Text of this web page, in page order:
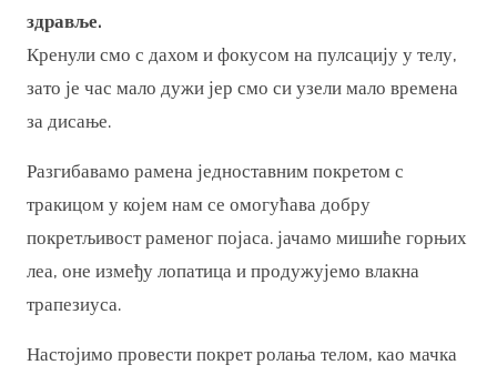
здравље.
Кренули смо с дахом и фокусом на пулсацију у телу,
зато је час мало дужи јер смо си узели мало времена
за дисање.
Разгибавамо рамена једноставним покретом с
тракицом у којем нам се омогућава добру
покретљивост раменог појаса. јачамо мишиће горњих
леа, оне између лопатица и продужујемо влакна
трапезиуса.
Настојимо провести покрет ролања телом, као мачка